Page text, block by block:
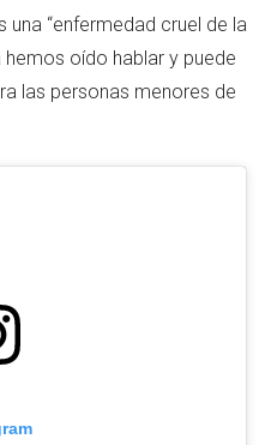
una “enfermedad cruel de la
oído hablar y puede
las personas menores de